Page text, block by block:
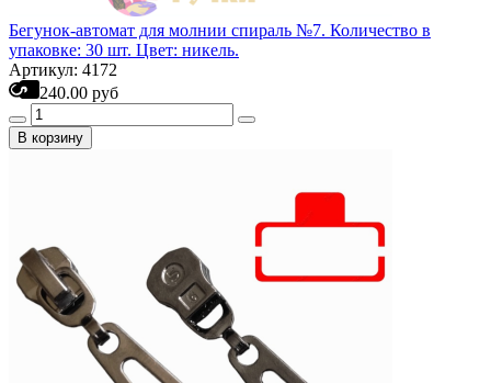
Бегунок-автомат для молнии спираль №7. Количество в
упаковке: 30 шт. Цвет: никель.
Артикул: 4172
240.00 руб
В корзину